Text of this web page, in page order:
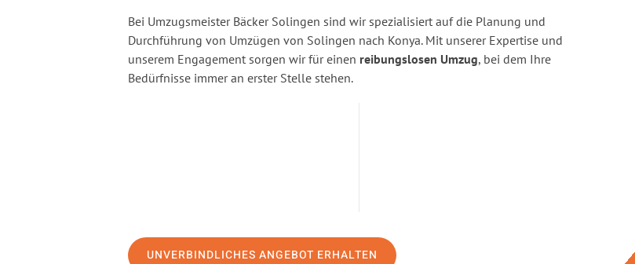
Bei Umzugsmeister Bäcker Solingen sind wir spezialisiert auf die Planung und
Durchführung von Umzügen von Solingen nach Konya. Mit unserer Expertise und
unserem Engagement sorgen wir für einen reibungslosen Umzug, bei dem Ihre
Bedürfnisse immer an erster Stelle stehen.
UNVERBINDLICHES ANGEBOT ERHALTEN